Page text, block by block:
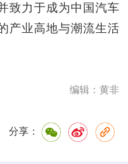
致力于成为中国汽车
产业高地与潮流生活
编辑：黄非
分享：